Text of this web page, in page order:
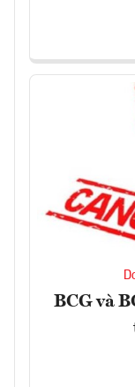
BCG và